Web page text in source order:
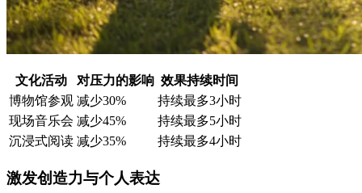
文化活动 对压力的影响 效果持续时间
博物馆参观 减少30%
持续最多3小时
现场音乐会 减少45%
持续最多5小时
沉浸式阅读 减少35% 持续最多4小时
激发创造力与个人表达